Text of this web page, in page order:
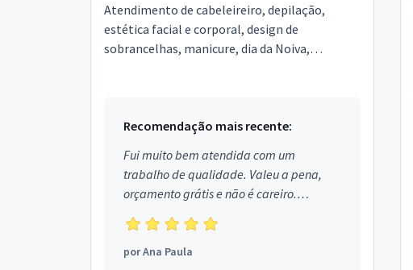
Atendimento de cabeleireiro, depilação,
estética facial e corporal, design de
sobrancelhas, manicure, dia da Noiva,
Recomendação mais recente:
Fui muito bem atendida com um
trabalho de qualidade. Valeu a pena,
orçamento grátis e não é careiro.
Obrigada!
porAna Paula